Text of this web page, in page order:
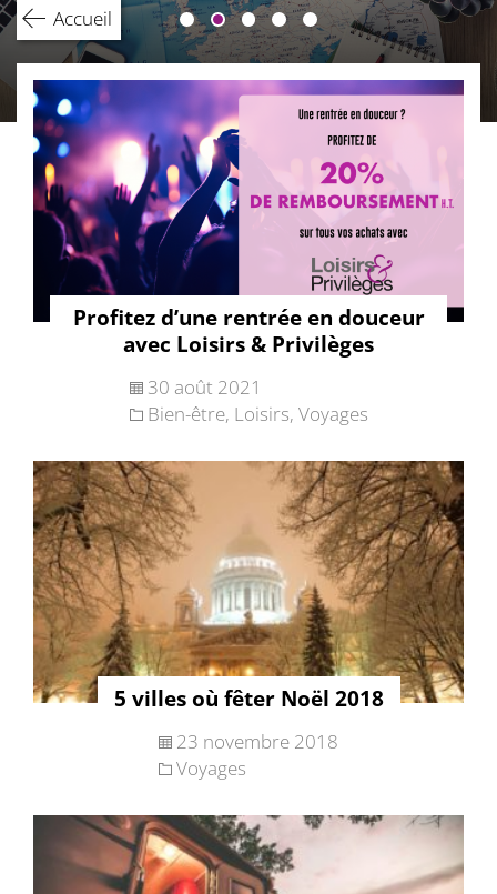
Accueil
Profitez d’une rentrée en douceur
avec Loisirs & Privilèges
30 août 2021
Bien-être, Loisirs, Voyages
5 villes où fêter Noël 2018
23 novembre 2018
Voyages